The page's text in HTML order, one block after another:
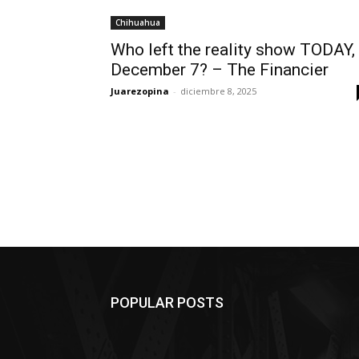
Chihuahua
Who left the reality show TODAY,
December 7? – The Financier
Juarezopina - diciembre 8, 2025
POPULAR POSTS